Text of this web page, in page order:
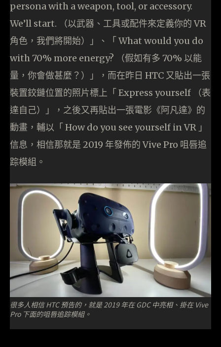
persona with a weapon, tool, or accessory.
We’ll start. （以武器、工具或配件來定義你的 VR
角色，我們將開始）」、「 What would you do
with 70% more energy? （假如有多 70% 以能
量，你會做甚麼？）」，而在昨日 HTC 又貼出一張
裝置鉸鏈位置的照片標上「 Express yourself （表
達自己）」，之後又再貼出一張電影《阿凡達》的
動畫，輔以「 How do you see yourself in VR 」
信息，相信那就是 2019 年發佈的 Vive Pro 咀唇追
踪模組。
很多人相信 HTC 預告的，就是 2019 年在 GDC 中亮相、掛在 Vive
Pro 下面的咀唇追踪模組。